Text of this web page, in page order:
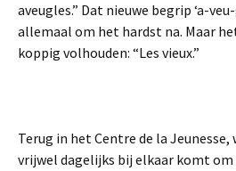
aveugles.” Dat nieuwe begrip ‘a-
allemaal om het hardst na. Maar
koppig volhouden: “Les vieux.”
Terug in het Centre de la
vrijwel dagelijks bij elkaar komt